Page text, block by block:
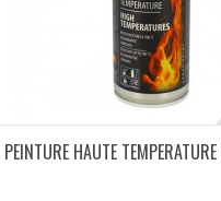
PEINTURE HAUTE